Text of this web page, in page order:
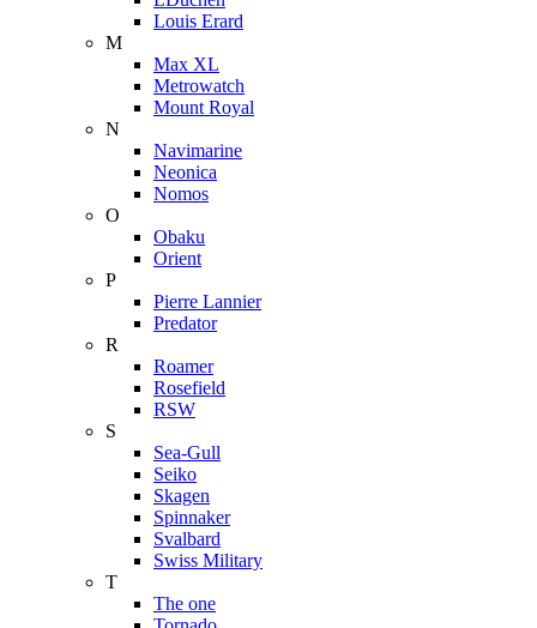
Louis Erard
M
Max XL
Metrowatch
Mount Royal
N
Navimarine
Neonica
Nomos
O
Obaku
Orient
P
Pierre Lannier
Predator
R
Roamer
Rosefield
RSW
S
Sea-Gull
Seiko
Skagen
Spinnaker
Svalbard
Swiss Military
T
The one